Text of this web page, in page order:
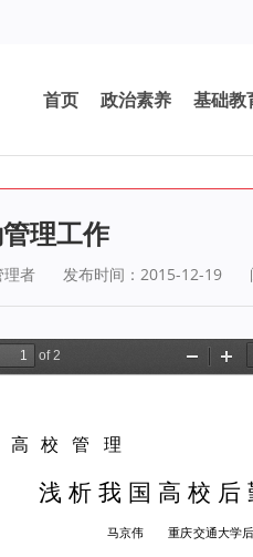
首页 政治素养 基础教
理工作
理者 发布时间：2015-12-19